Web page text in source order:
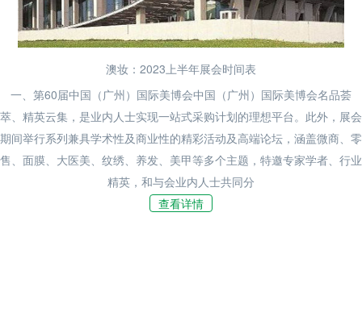
澳妆：2023上半年展会时间表
一、第60届中国（广州）国际美博会中国（广州）国际美博会名品荟
萃、精英云集，是业内人士实现一站式采购计划的理想平台。此外，展会
期间举行系列兼具学术性及商业性的精彩活动及高端论坛，涵盖微商、零
售、面膜、大医美、纹绣、养发、美甲等多个主题，特邀专家学者、行业
精英，和与会业内人士共同分
查看详情